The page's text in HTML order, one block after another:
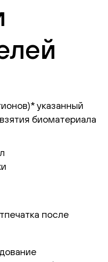
указанный
биоматериала
после